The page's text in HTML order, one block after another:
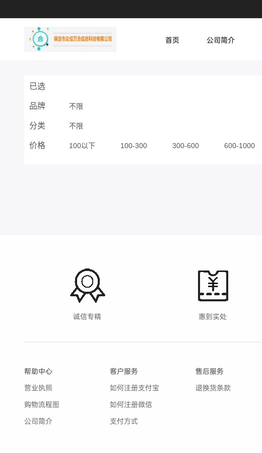
首页 公司简介
已选
品牌 不限
分类 不限
价格 100以下 100-300 300-600 600-1000
诚信专精 惠到实处
帮助中心
营业执照
购物流程图
公司简介
客户服务
如何注册支付宝
如何注册微信
支付方式
售后服务
退换货条款